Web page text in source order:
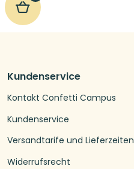
Kundenservice
Kontakt Confetti Campus
Kundenservice
Versandtarife und Lieferzeiten
Widerrufsrecht